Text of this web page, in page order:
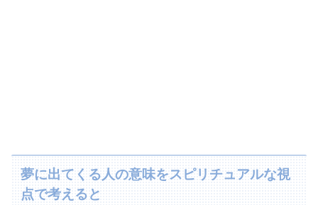
夢に出てくる人の意味をスピリチュアルな視
点で考えると